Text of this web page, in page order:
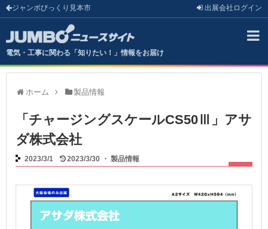
ジャンボびっくり見本市 出展会社 ログイン
電気・工事に関わる「知りたい！」情報をお届け
ホーム 製品情報
「チャージングスケールCS50Ⅲ」アサ
ダ株式会社
2023/3/1 2023/3/30 ・製品情報